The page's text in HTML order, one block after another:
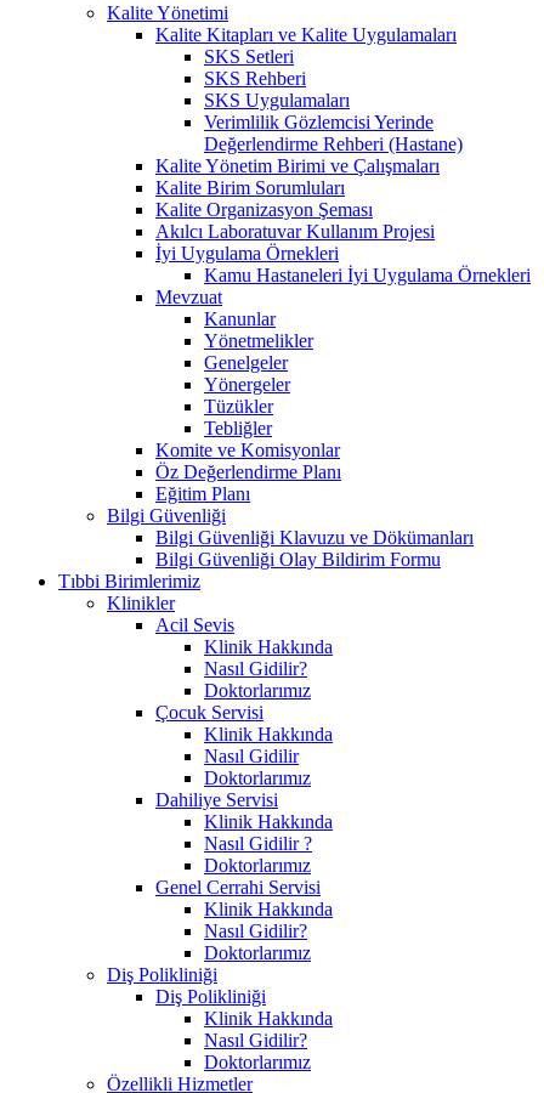
Kalite Yönetimi
Kalite Kitapları ve Kalite Uygulamaları
SKS Setleri
SKS Rehberi
SKS Uygulamaları
Verimlilik Gözlemcisi Yerinde
Değerlendirme Rehberi (Hastane)
Kalite Yönetim Birimi ve Çalışmaları
Kalite Birim Sorumluları
Kalite Organizasyon Şeması
Akılcı Laboratuvar Kullanım Projesi
İyi Uygulama Örnekleri
Kamu Hastaneleri İyi Uygulama Örnekleri
Mevzuat
Kanunlar
Yönetmelikler
Genelgeler
Yönergeler
Tüzükler
Tebliğler
Komite ve Komisyonlar
Öz Değerlendirme Planı
Eğitim Planı
Bilgi Güvenliği
Bilgi Güvenliği Klavuzu ve Dökümanları
Bilgi Güvenliği Olay Bildirim Formu
Tıbbi Birimlerimiz
Klinikler
Acil Sevis
Klinik Hakkında
Nasıl Gidilir?
Doktorlarımız
Çocuk Servisi
Klinik Hakkında
Nasıl Gidilir
Doktorlarımız
Dahiliye Servisi
Klinik Hakkında
Nasıl Gidilir ?
Doktorlarımız
Genel Cerrahi Servisi
Klinik Hakkında
Nasıl Gidilir?
Doktorlarımız
Diş Polikliniği
Diş Polikliniği
Klinik Hakkında
Nasıl Gidilir?
Doktorlarımız
Özellikli Hizmetler